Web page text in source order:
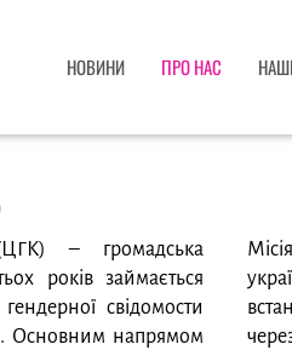
НОВИНИ ПРО НАС
– громадська
років займається
свідомости
Основним напрямом